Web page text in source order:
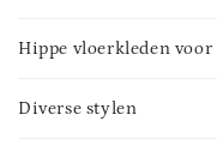
Hippe vloerkleden
Diverse stylen